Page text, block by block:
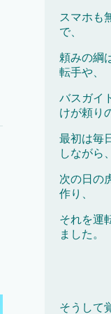
スマホも
で、
頼みの綱
転手や、
バスガイ
けが頼り
最初は毎
しながら、
次の日の
作り、
それを運
ました。
そうして